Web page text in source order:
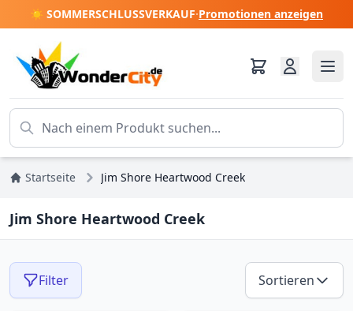
☀️ SOMMERSCHLUSSVERKAUF·Promotionen anzeigen
Startseite Jim Shore Heartwood Creek
Jim Shore Heartwood Creek
Filter Sortieren